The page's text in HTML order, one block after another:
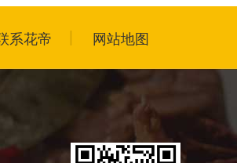
系花帝 网站地图